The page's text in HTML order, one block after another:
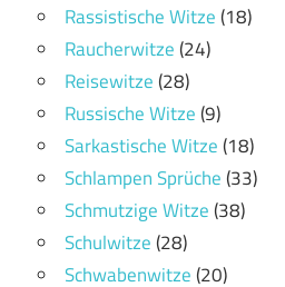
Rassistische Witze(18)
Raucherwitze(24)
Reisewitze(28)
Russische Witze(9)
Sarkastische Witze(18)
Schlampen Sprüche(33)
Schmutzige Witze(38)
Schulwitze(28)
Schwabenwitze(20)